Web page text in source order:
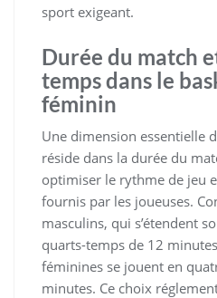
sport exigeant.
Durée du match
temps dans le
féminin
Une dimension essentielle
réside dans la durée du
optimiser le rythme de jeu
fournis par les joueuses.
masculins, qui s’étendent
quarts-temps de 12
féminines se jouent en
minutes. Ce choix